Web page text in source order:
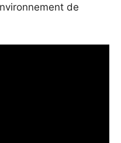
de